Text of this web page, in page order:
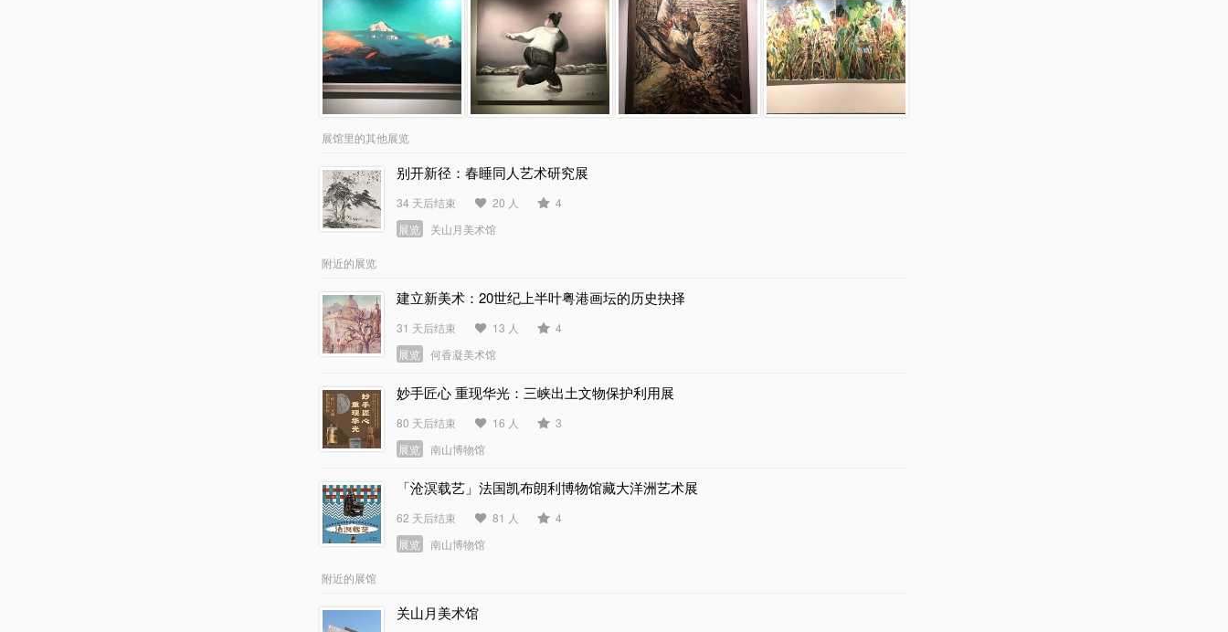
展馆里的其他展览
别开新径：春睡同人艺术研究展
34 天后结束 20 人
4
展览
关山月美术馆
附近的展览
建立新美术：20世纪上半叶粤港画坛的历史抉择
31 天后结束 13 人
4
展览
何香凝美术馆
妙手匠心 重现华光：三峡出土文物保护利用展
80 天后结束 16 人
3
展览
南山博物馆
「沧溟载艺」法国凯布朗利博物馆藏大洋洲艺术展
62 天后结束 81 人
4
展览
南山博物馆
附近的展馆
关山月美术馆